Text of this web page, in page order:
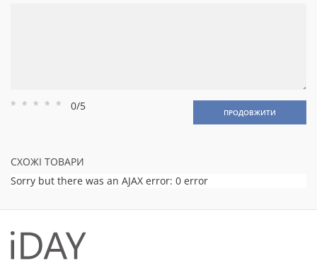
Рейтинг
Рейтинг
Рейтинг
Рейтинг
Рейтинг
0/5 ПРОДОВЖИТИ
СХОЖІ ТОВАРИ
Sorry but there was an AJAX error: 0 error